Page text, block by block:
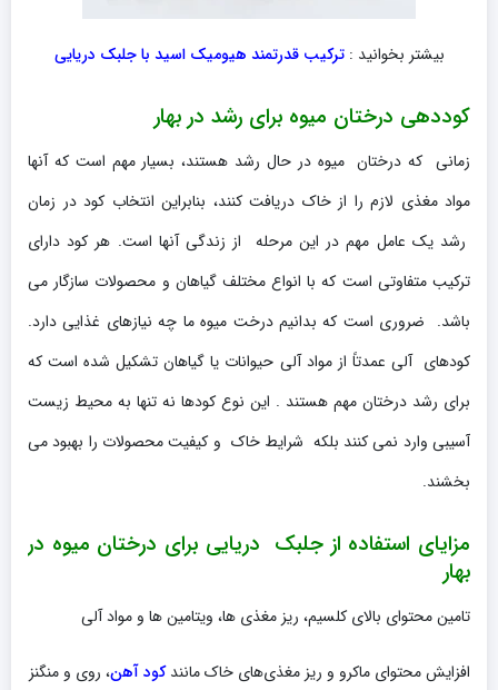
بیشتر بخوانید :ترکیب قدرتمند هیومیک اسید با جلبک دریایی
کوددهی درختان میوه برای رشد در بهار
زمانی که درختان میوه در حال رشد هستند، بسیار مهم است که آنها
مواد مغذی لازم را از خاک دریافت کنند، بنابراین انتخاب کود در زمان
رشد یک عامل مهم در این مرحله از زندگی آنها است. هر کود دارای
ترکیب متفاوتی است که با انواع مختلف گیاهان و محصولات سازگار می
باشد. ضروری است که بدانیم درخت میوه ما چه نیازهای غذایی دارد.
کودهای آلی عمدتاً از مواد آلی حیوانات یا گیاهان تشکیل شده است که
برای رشد درختان مهم هستند . این نوع کودها نه تنها به محیط زیست
آسیبی وارد نمی کنند بلکه شرایط خاک و کیفیت محصولات را بهبود می
بخشند.
مزایای استفاده از جلبک دریایی برای درختان میوه در
بهار
تامین محتوای بالای کلسیم، ریز مغذی ها، ویتامین ها و مواد آلی
افزایش محتوای ماکرو و ریز مغذی‌های خاک مانندکود آهن، روی و منگنز